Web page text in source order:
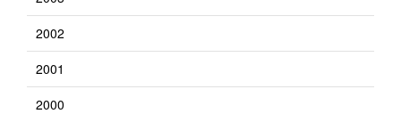
2002
2001
2000